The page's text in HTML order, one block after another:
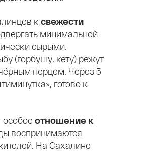
к свежести
минимальной
сырыми.
(горбушу, кету) режут
перцем. Через 5
готово к
особое отношение к
воспринимаются
На Сахалине